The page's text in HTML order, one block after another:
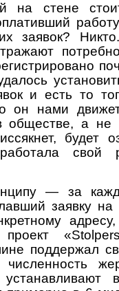
на стене
заявок?
и есть то
он нами
обществе, а не
будет
свой
— за
заявку на
проект
поддержал